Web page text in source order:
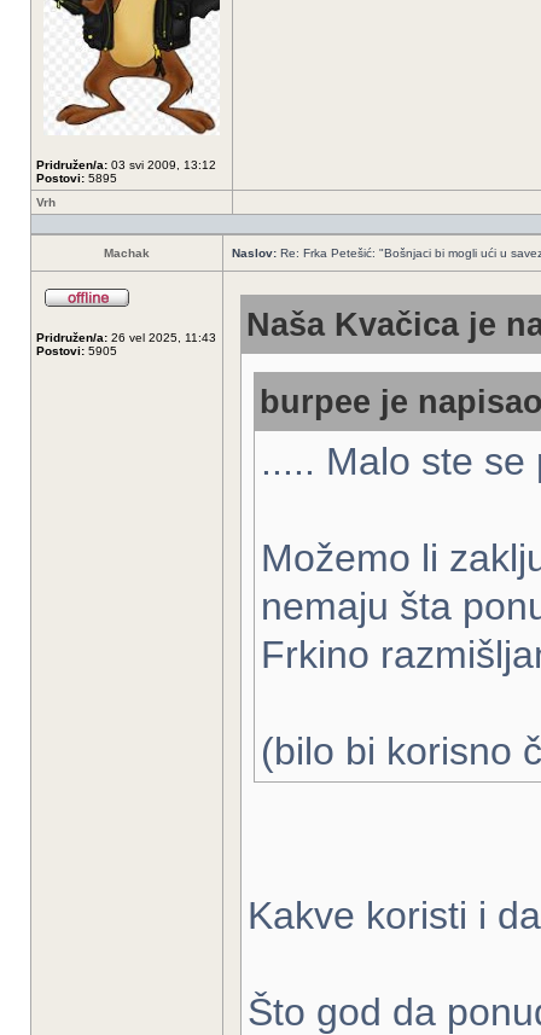
Pridružen/a: 03 svi 2009, 13:12
Postovi: 5895
Vrh
Machak Naslov: Re: Frka Petešić: "Bošnjaci bi mogli ući u
Pridružen/a: 26 vel 2025, 11:43
Postovi: 5905
Naša Kvačica je
burpee je
..... Malo ste
Možemo li
nemaju šta
Frkino
(bilo bi korisno
Kakve koristi i
Što god da